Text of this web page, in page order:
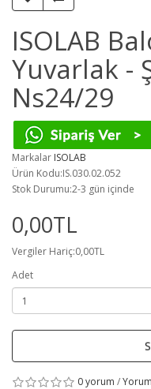
ISOLAB
Yuvarlak -
Ns24/29
Markalar ISOLAB
Ürün Kodu:IS.030.02.052
Stok Durumu:2-3 gün içinde
0,00TL
Vergiler Hariç:0,00TL
Adet
0 yorum /